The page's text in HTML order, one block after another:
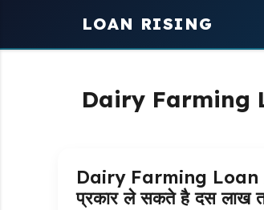
LOAN RISING
Dairy Farming
Dairy Farming Loan
प्रकार ले सकते है दस लाख